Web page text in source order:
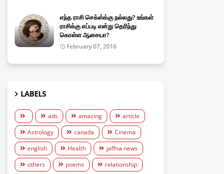
எந்த ராசி செக்ஸ்க்கு நல்லது? உங்கள்
ராசிக்கு எப்படி என்று தெரிந்து
கொள்ள ஆசையா?
February 07, 2016
LABELS
ads amazing
article
Astrology
canada
Cinema
english
Health
jaffna news
others
poems
relationship